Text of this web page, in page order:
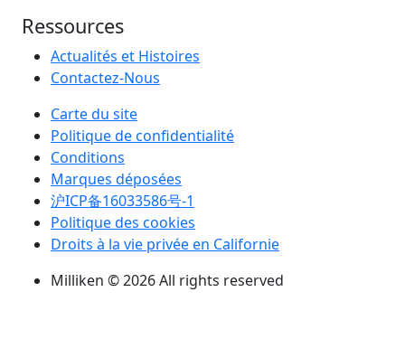
Ressources
Actualités et Histoires
Contactez-Nous
Carte du site
Politique de confidentialité
Conditions
Marques déposées
沪ICP备16033586号-1
Politique des cookies
Droits à la vie privée en Californie
Milliken © 2026 All rights reserved